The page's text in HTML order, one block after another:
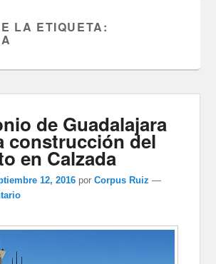
LA ETIQUETA:
de Guadalajara
construcción del
en Calzada
12, 2016 porCorpus Ruiz —